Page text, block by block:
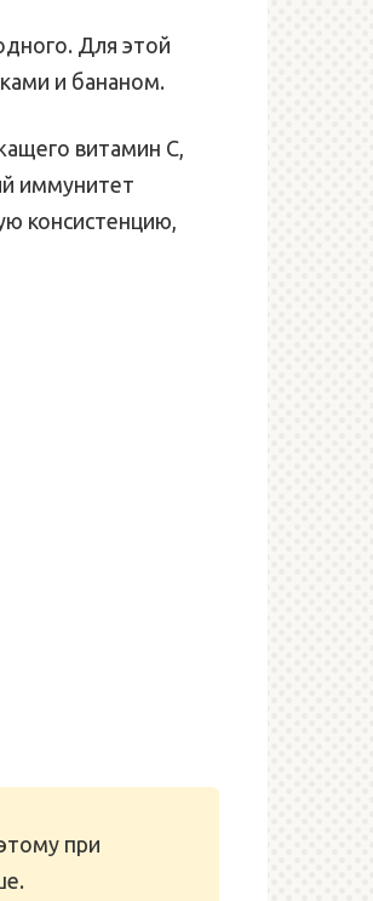
Для этой
и бананом.
витамин С,
иммунитет
консистенцию,
при